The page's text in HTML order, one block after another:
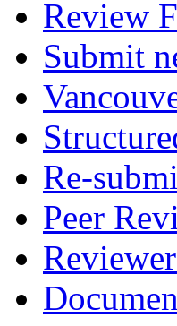
Review
Submit
Re-
Peer